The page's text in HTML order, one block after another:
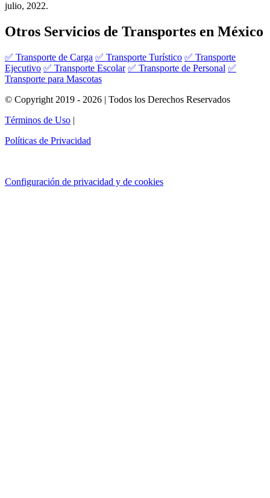
julio, 2022.
Otros Servicios de Transportes en México
✅ Transporte de Carga ✅ Transporte Turístico ✅ Transporte
Ejecutivo ✅ Transporte Escolar ✅ Transporte de Personal ✅
Transporte para Mascotas
© Copyright 2019 - 2026 | Todos los Derechos Reservados
Términos de Uso |
Políticas de Privacidad
Configuración de privacidad y de cookies